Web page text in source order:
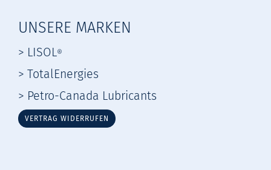
UNSERE MARKEN
> LISOL®
> TotalEnergies
> Petro-Canada Lubricants
VERTRAG WIDERRUFEN